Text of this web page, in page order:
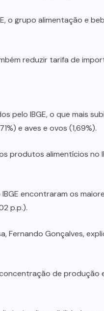
o grupo alimentação e
reduzir tarifa de
pelo IBGE, o que mais
e aves e ovos (1,69%).
produtos alimentícios no
encontraram os
p.p.).
Fernando Gonçalves,
de produção